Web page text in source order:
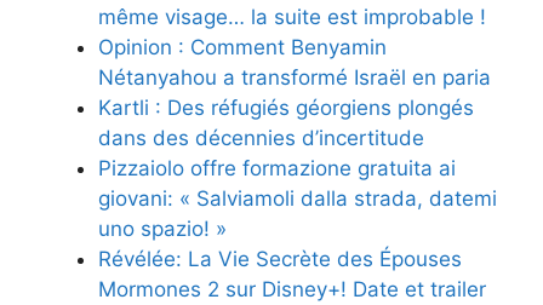
même visage… la suite est improbable !
Opinion : Comment Benyamin
Nétanyahou a transformé Israël en paria
Kartli : Des réfugiés géorgiens plongés
dans des décennies d’incertitude
Pizzaiolo offre formazione gratuita ai
giovani: « Salviamoli dalla strada, datemi
uno spazio! »
Révélée: La Vie Secrète des Épouses
Mormones 2 sur Disney+! Date et trailer